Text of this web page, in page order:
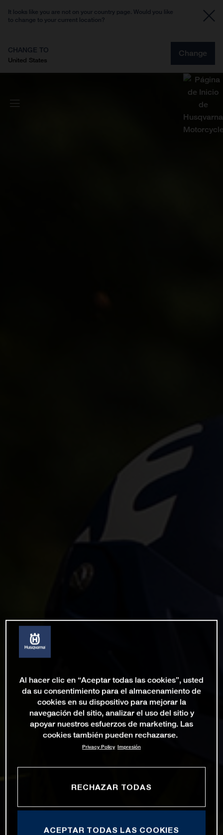
It looks like you are not on your country page. Would you like
to change to your current location?
CHANGE TO
United States
Change
Al hacer clic en “Aceptar todas las cookies”, usted
da su consentimiento para el almacenamiento de
cookies en su dispositivo para mejorar la
navegación del sitio, analizar el uso del sitio y
apoyar nuestros esfuerzos de marketing. Las
cookies también pueden rechazarse.
Privacy Policy Impresión
RECHAZAR TODAS
ACEPTAR TODAS LAS COOKIES